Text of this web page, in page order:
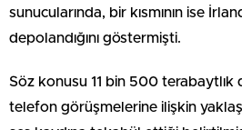
sunucularında, bir kısmının ise
depolandığını göstermişti.
Söz konusu 11 bin 500 terabaytlık
telefon görüşmelerine ilişkin